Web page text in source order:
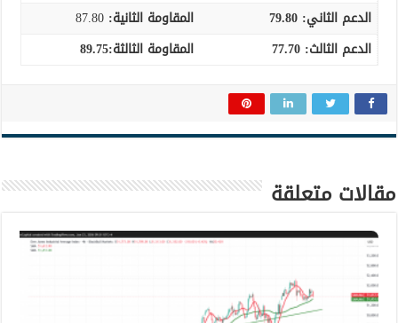
الدعم الثاني: 79.80 المقاومة الثانية:
الدعم الثالث: المقاومة الثالثة:89.75
مقالات متعلقة